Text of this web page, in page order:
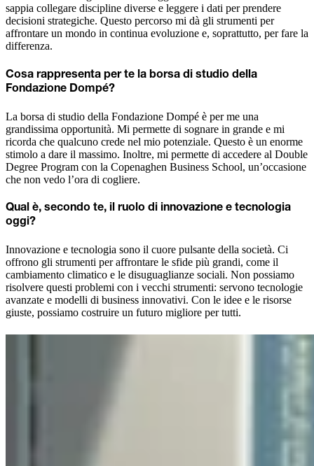
sappia collegare discipline diverse e leggere i dati per prendere
decisioni strategiche. Questo percorso mi dà gli strumenti per
affrontare un mondo in continua evoluzione e, soprattutto, per fare la
differenza.
Cosa rappresenta per te la borsa di studio della
Fondazione Dompé?
La borsa di studio della Fondazione Dompé è per me una
grandissima opportunità. Mi permette di sognare in grande e mi
ricorda che qualcuno crede nel mio potenziale. Questo è un enorme
stimolo a dare il massimo. Inoltre, mi permette di accedere al Double
Degree Program con la Copenaghen Business School, un’occasione
che non vedo l’ora di cogliere.
Qual è, secondo te, il ruolo di innovazione e tecnologia
oggi?
Innovazione e tecnologia sono il cuore pulsante della società. Ci
offrono gli strumenti per affrontare le sfide più grandi, come il
cambiamento climatico e le disuguaglianze sociali. Non possiamo
risolvere questi problemi con i vecchi strumenti: servono tecnologie
avanzate e modelli di business innovativi. Con le idee e le risorse
giuste, possiamo costruire un futuro migliore per tutti.